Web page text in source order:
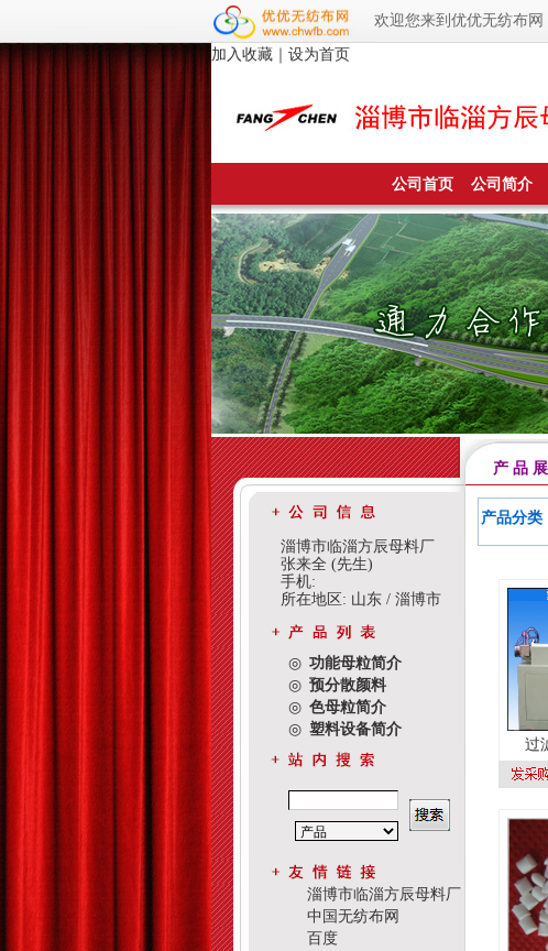
欢迎您来到优优无纺布网
加入收藏 设为首页
公司首页 公司简介
淄博市临淄方辰母料厂
张来全 (先生)
手机:
所在地区: 山东 / 淄博市
◎ 功能母粒简介
◎ 预分散颜料
◎ 色母粒简介
◎ 塑料设备简介
淄博市临淄方辰母料厂
中国无纺布网
百度
产 品
产品分类
过